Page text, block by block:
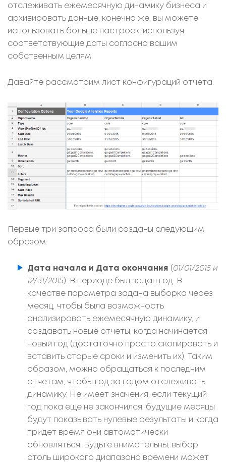
отслеживать ежемесячную динамику бизнеса и
архивировать данные, конечно же, вы можете
использовать больше настроек, используя
соответствующие даты согласно вашим
собственным целям.
Давайте рассмотрим лист конфигураций отчета.
Первые три запроса были созданы следующим
образом:
Дата начала и Дата окончания ( 01/01/2015 и
12/31/2015). В периоде был задан год. В
качестве параметра задана выборка через
месяц, чтобы была возможность
анализировать ежемесячную динамику, и
создавать новые отчеты, когда начинается
новый год (достаточно просто скопировать и
вставить старые сроки и изменить их). Таким
образом, можно обращаться к последним
отчетам, чтобы год за годом отслеживать
динамику. Не имеет значения, если текущий
год пока еще не закончился, будущие месяцы
будут показывать нулевые результаты и когда
придет время они автоматически
обновляться. Будьте внимательны, выбор
столь широкого диапазона времени может